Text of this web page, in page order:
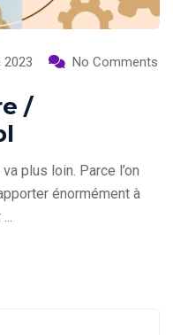
No Comments
/
plus loin. Parce l’on
énormément à